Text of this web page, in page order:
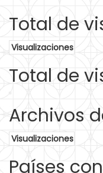
Total de
Visualizaciones
Total de
Archivos
Visualizaciones
Países